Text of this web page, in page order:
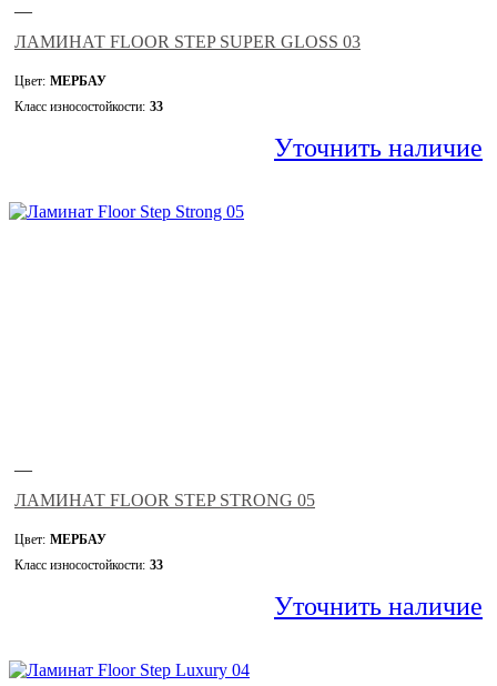
—
ЛАМИНАТ FLOOR STEP SUPER GLOSS 03
Цвет: МЕРБАУ
Класс износостойкости: 33
Уточнить наличие
—
ЛАМИНАТ FLOOR STEP STRONG 05
Цвет: МЕРБАУ
Класс износостойкости: 33
Уточнить наличие